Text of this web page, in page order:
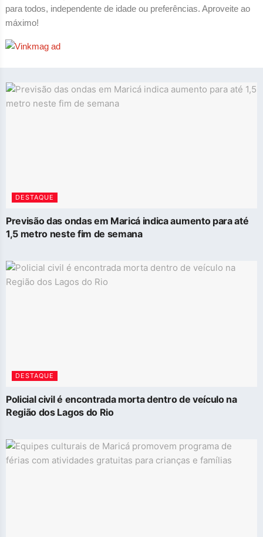
para todos, independente de idade ou preferências. Aproveite ao
máximo!
DESTAQUE
Previsão das ondas em Maricá indica aumento para até
1,5 metro neste fim de semana
DESTAQUE
Policial civil é encontrada morta dentro de veículo na
Região dos Lagos do Rio